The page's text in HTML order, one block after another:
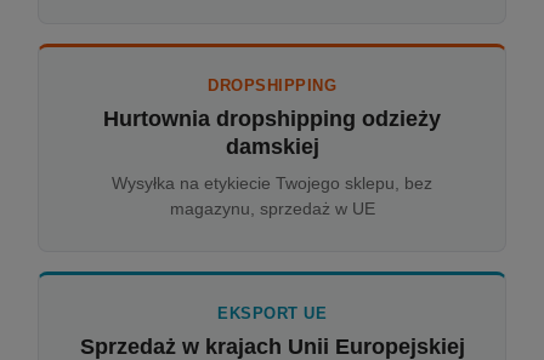
DROPSHIPPING
Hurtownia dropshipping odzieży
damskiej
Wysyłka na etykiecie Twojego sklepu, bez
magazynu, sprzedaż w UE
EKSPORT UE
Sprzedaż w krajach Unii Europejskiej